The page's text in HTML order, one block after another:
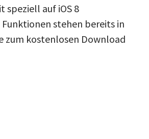
speziell auf iOS 8
stehen bereits in
zum kostenlosen Download